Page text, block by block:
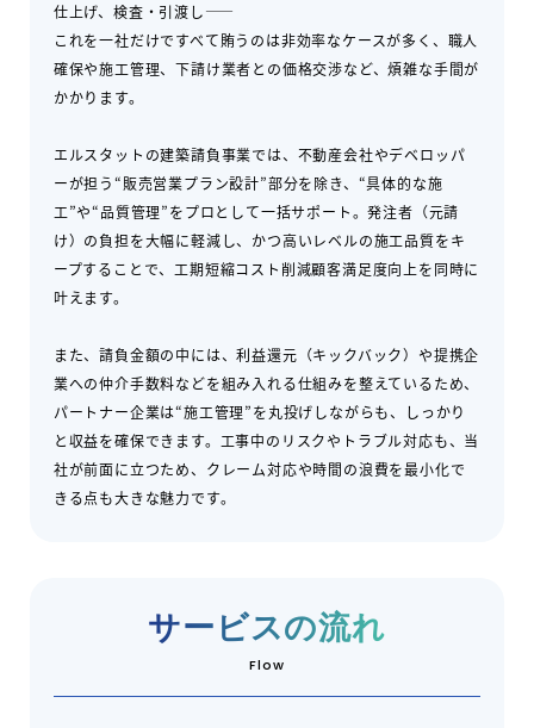
仕上げ、検査・引渡し――
これを一社だけですべて賄うのは非効率なケースが多く、職人
確保や施工管理、下請け業者との価格交渉など、煩雑な手間が
かかります。
エルスタットの建築請負事業では、不動産会社やデベロッパ
ーが担う“販売営業プラン設計”部分を除き、“具体的な施
工”や“品質管理”をプロとして一括サポート。発注者（元請
け）の負担を大幅に軽減し、かつ高いレベルの施工品質をキ
ープすることで、工期短縮コスト削減顧客満足度向上を同時に
叶えます。
また、請負金額の中には、利益還元（キックバック）や提携企
業への仲介手数料などを組み入れる仕組みを整えているため、
パートナー企業は“施工管理”を丸投げしながらも、しっかり
と収益を確保できます。工事中のリスクやトラブル対応も、当
社が前面に立つため、クレーム対応や時間の浪費を最小化で
きる点も大きな魅力です。
サービスの流れ
Flow